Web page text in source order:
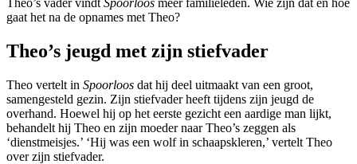
Theo’s vader vindt Spoorloos meer familieleden. Wie zijn dat en hoe
gaat het na de opnames met Theo?
Theo’s jeugd met zijn stiefvader
Theo vertelt in Spoorloos dat hij deel uitmaakt van een groot,
samengesteld gezin. Zijn stiefvader heeft tijdens zijn jeugd de
overhand. Hoewel hij op het eerste gezicht een aardige man lijkt,
behandelt hij Theo en zijn moeder naar Theo’s zeggen als
‘dienstmeisjes.’ ‘Hij was een wolf in schaapskleren,’ vertelt Theo
over zijn stiefvader.